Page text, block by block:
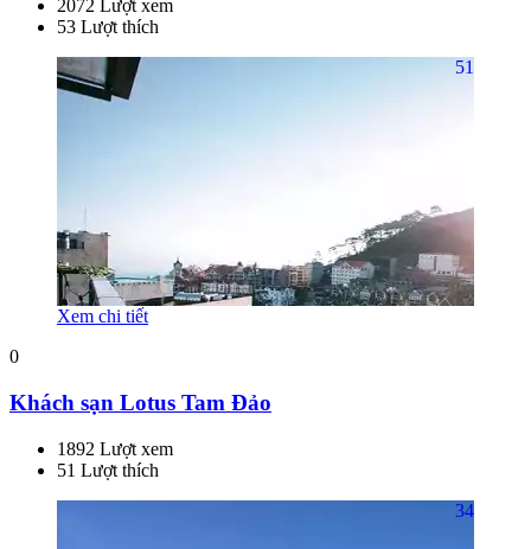
2072 Lượt xem
53 Lượt thích
51
Xem chi tiết
0
Khách sạn Lotus Tam Đảo
1892 Lượt xem
51 Lượt thích
34